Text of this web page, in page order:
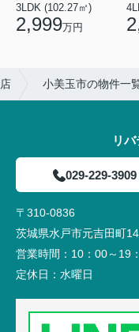
3LDK (102.27㎡)
2,999万円
小美玉市の物件一
リ
029-229-3909
〒310-0836
茨城県水戸市元吉田町
営業時間： 10：00～19
定休日： 水曜日